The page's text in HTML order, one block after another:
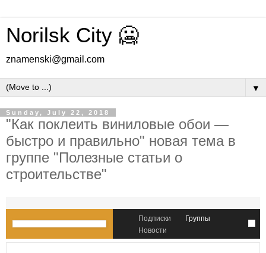
Norilsk City 🥶
znamenski@gmail.com
▼
Sunday, July 22, 2018
"Как поклеить виниловые обои —
быстро и правильно" новая тема в
группе "Полезные статьи о
строительстве"
Подписки
Группы
Новости